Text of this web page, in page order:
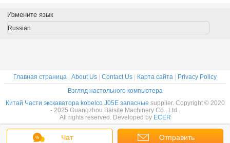
Чат Отправить
Измените язык
Russian
Главная страница About Us Contact Us Карта сайта
Privacy Policy
Взгляд настольного компьютера
Китай Части экскаватора kobelco J05E запасные supplier. Copyright © 2020
- 2025 Guangzhou Baisite Machinery Co., Ltd..
All rights reserved. Developed by ECER